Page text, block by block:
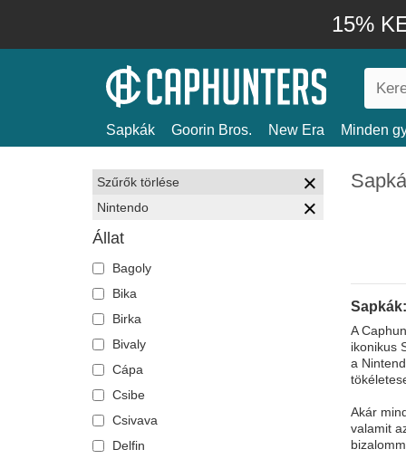
15%
Sapkák Goorin Bros. New Era Minden
Szűrők törlése
Nintendo
Állat
Bagoly
Bika
Birka
Bivaly
Cápa
Csibe
Csivava
Delfin
A
ikonikus
a
Akár
valamit